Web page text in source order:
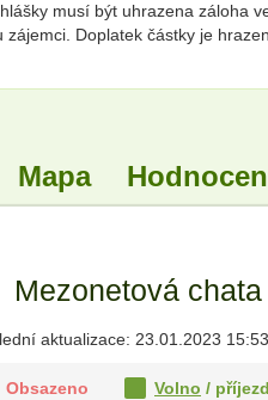
musí být uhrazena záloha
Doplatek částky je
Mapa
Mezonetová
aktualizace: 23.01.2023
Obsazeno Volno / příjezd